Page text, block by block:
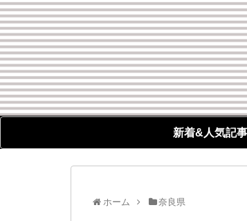
新着&人気記
ホーム 奈良県